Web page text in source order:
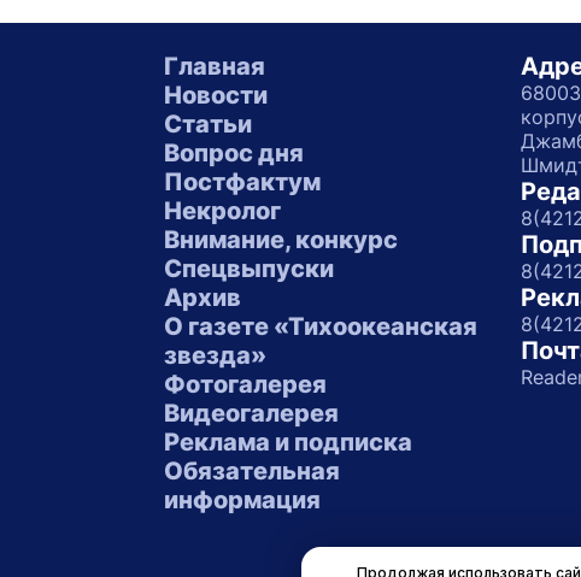
Главная
Новости
Статьи
Вопрос дня
Постфактум
Некролог
Внимание, конкурс
Спецвыпуски
Архив
О газете «Тихоокеанская
звезда»
Фотогалерея
Видеогалерея
Реклама и подписка
Обязательная
информация
Продолжая использовать